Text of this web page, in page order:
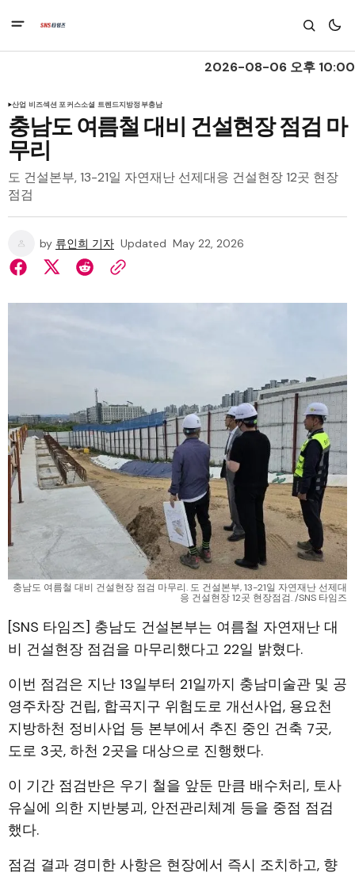
2026-08-06 오후 10:00
산업 비즈섹션 포커스소셜 트렌드지방정부충남
충남도 여름철 대비 건설현장 점검 마
무리
도 건설본부, 13-21일 자연재난 선제대응 건설현장 12곳 현장
점검
by 류인희 기자 Updated May 22, 2026
충남도 여름철 대비 건설현장 점검 마무리. 도 건설본부, 13-21일 자연재난 선제대
응 건설현장 12곳 현장점검. /SNS 타임즈
[SNS 타임즈] 충남도 건설본부는 여름철 자연재난 대
비 건설현장 점검을 마무리했다고 22일 밝혔다.
이번 점검은 지난 13일부터 21일까지 충남미술관 및 공
영주차장 건립, 합곡지구 위험도로 개선사업, 용요천
지방하천 정비사업 등 본부에서 추진 중인 건축 7곳,
도로 3곳, 하천 2곳을 대상으로 진행했다.
이 기간 점검반은 우기 철을 앞둔 만큼 배수처리, 토사
유실에 의한 지반붕괴, 안전관리체계 등을 중점 점검
했다.
점검 결과 경미한 사항은 현장에서 즉시 조치하고, 향